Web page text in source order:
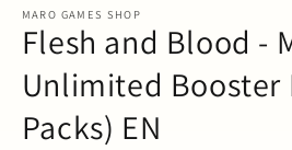
in
Modal
öffnen
MARO GAMES SHOP
Flesh and Blood -
Unlimited Booster
Packs) EN